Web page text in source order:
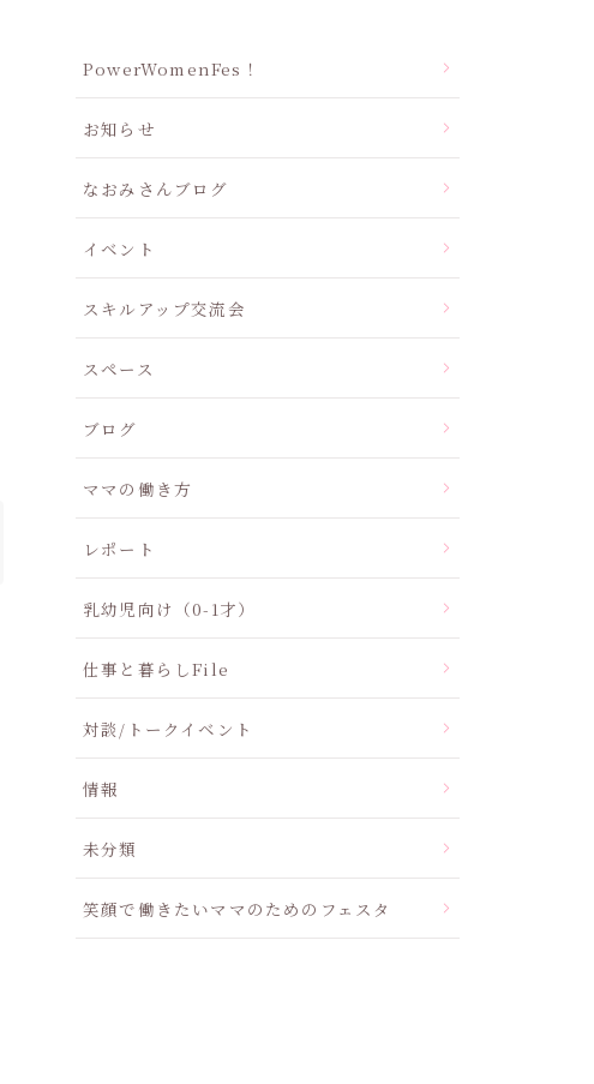
PowerWomenFes！
お知らせ
なおみさんブログ
イベント
スキルアップ交流会
スペース
ブログ
ママの働き方
レポート
乳幼児向け（0-1才）
仕事と暮らしFile
対談/トークイベント
情報
未分類
笑顔で働きたいママのためのフェスタ